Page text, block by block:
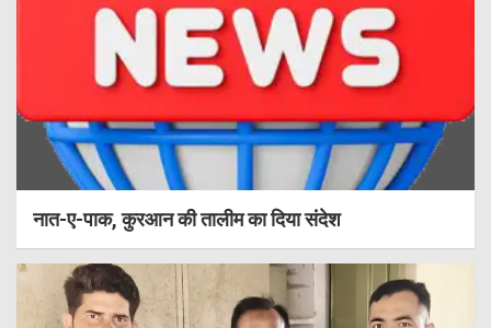
नात-ए-पाक, कुरआन की तालीम का दिया संदेश